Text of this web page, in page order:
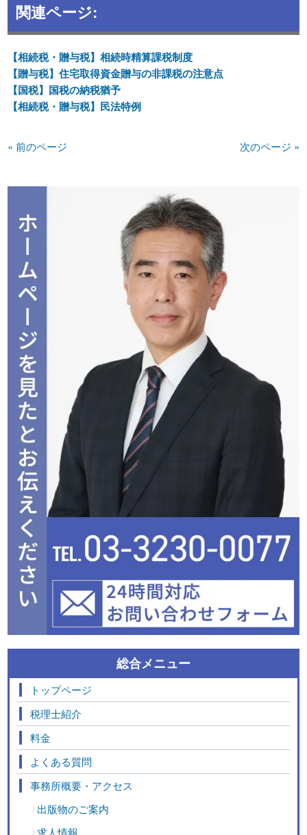
関連ページ:
【相続税・贈与税】相続時精算課税制度
【贈与税】住宅取得資金贈与の非課税の注意点
【国税】国税の納税猶予
【相続税・贈与税】民法特例
« 前のページ 次のページ »
総合メニュー
トップページ
税理士紹介
料金
よくある質問
事務所概要・アクセス
出版物のご案内
求人情報